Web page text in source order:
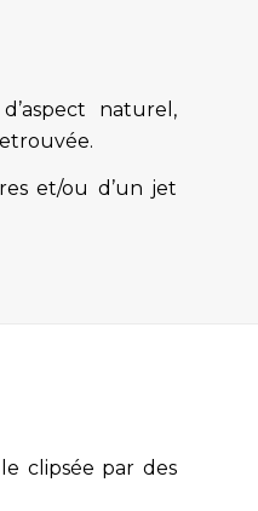
naturel,
et/ou d’un jet
clipsée par des